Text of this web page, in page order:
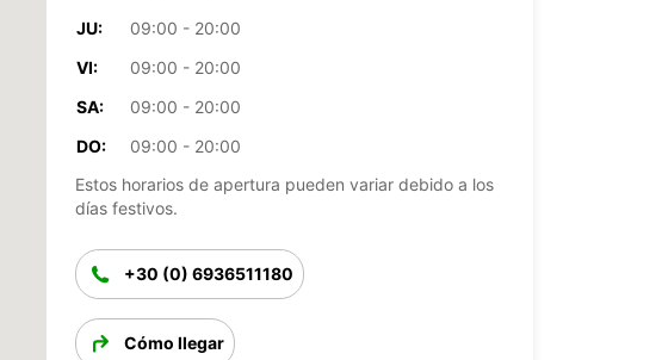
JU:
09:00 - 20:00
VI:
09:00 - 20:00
SA:
09:00 - 20:00
DO:
09:00 - 20:00
Estos horarios de apertura pueden variar debido a los
días festivos.
+30 (0) 6936511180
Cómo llegar